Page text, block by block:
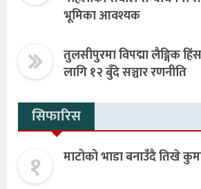
भूमिका आवश्यक
तुलसीपुरमा विपद्मा लैङ्गिक
लागि १२ बुँदे सञ्चार रणनीति
सिफारिस
१ माटोको भाडा बनाउँदै तिखे